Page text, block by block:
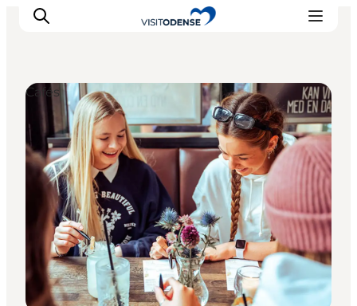
Odense erleben
Veranstaltungen
Reiseplanung
Inspiration
Cafés